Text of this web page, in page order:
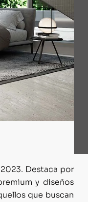
Destaca por
y diseños
que buscan